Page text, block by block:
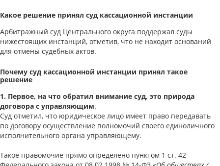
Какое решение принял суд кассационной инстанции
Арбитражный суд Центрального округа поддержал суды
нижестоящих инстанций, отметив, что не находит оснований
для отмены судебных актов.
Почему суд кассационной инстанции принял такое
решение
1. Первое, на что обратил внимание суд, это природа
договора с управляющим.
Суд отметил, что юридическое лицо имеет право передавать
по договору осуществление полномочий своего единоличного
исполнительного органа управляющему.
Такое правомочие прямо определено пунктом 1 ст. 42